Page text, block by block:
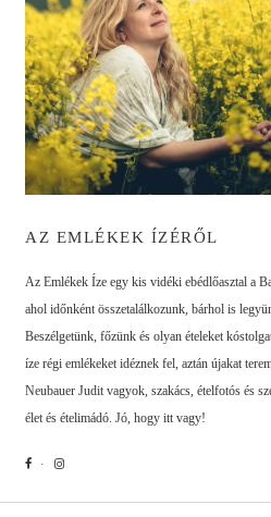
AZ EMLÉKEK ÍZÉRŐL
Az Emlékek Íze egy kis vidéki ebédlőasztal a
ahol időnként összetalálkozunk, bárhol is
Beszélgetünk, főzünk és olyan ételeket
íze régi emlékeket idéznek fel, aztán újakat
Neubauer Judit vagyok, szakács, ételfotós és
élet és ételimádó. Jó, hogy itt vagy!